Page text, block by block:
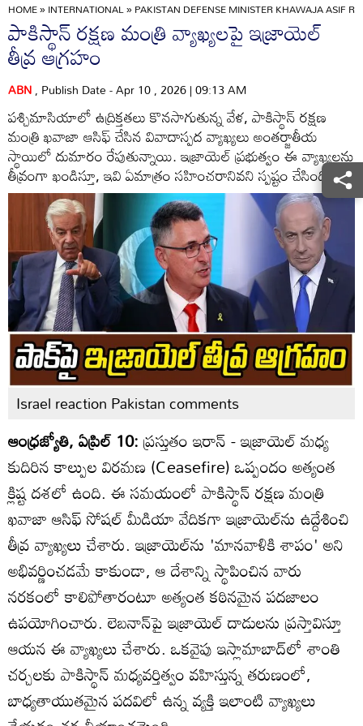
HOME»INTERNATIONAL»PAKISTAN DEFENSE MINISTER KHAWAJA ASIF
పాకిస్థాన్ రక్షణ మంత్రి వ్యాఖ్యలపై ఇజ్రాయెల్
తీవ్ర ఆగ్రహం
ABN, Publish Date - Apr 10 , 2026 | 09:13 AM
పశ్చిమాసియాలో ఉద్రిక్తతలు కొనసాగుతున్న వేళ, పాకిస్థాన్ రక్షణ
మంత్రి ఖవాజా ఆసిఫ్ చేసిన వివాదాస్పద వ్యాఖ్యలు అంతర్జాతీయ
స్థాయిలో దుమారం రేపుతున్నాయి. ఇజ్రాయెల్ ప్రభుత్వం ఈ వ్యాఖ్యలను
తీవ్రంగా ఖండిస్తూ, ఇవి ఏమాత్రం సహించరానివని స్పష్టం చేసింది.
Israel reaction Pakistan comments
ఆంధ్రజ్యోతి, ఏప్రిల్ 10:ప్రస్తుతం ఇరాన్ - ఇజ్రాయెల్ మధ్య
కుదిరిన కాల్పుల విరమణ (Ceasefire) ఒప్పందం అత్యంత
క్లిష్ట దశలో ఉంది. ఈ సమయంలో పాకిస్థాన్ రక్షణ మంత్రి
ఖవాజా ఆసిఫ్ సోషల్ మీడియా వేదికగా ఇజ్రాయెల్‌ను ఉద్దేశించి
తీవ్ర వ్యాఖ్యలు చేశారు. ఇజ్రాయెల్‌ను 'మానవాళికి శాపం' అని
అభివర్ణించడమే కాకుండా, ఆ దేశాన్ని స్థాపించిన వారు
నరకంలో కాలిపోతారంటూ అత్యంత కఠినమైన పదజాలం
ఉపయోగించారు. లెబనాన్‌పై ఇజ్రాయెల్ దాడులను ప్రస్తావిస్తూ
ఆయన ఈ వ్యాఖ్యలు చేశారు. ఒకవైపు ఇస్లామాబాద్‌లో శాంతి
చర్చలకు పాకిస్థాన్ మధ్యవర్తిత్వం వహిస్తున్న తరుణంలో,
బాధ్యతాయుతమైన పదవిలో ఉన్న వ్యక్తి ఇలాంటి వ్యాఖ్యలు